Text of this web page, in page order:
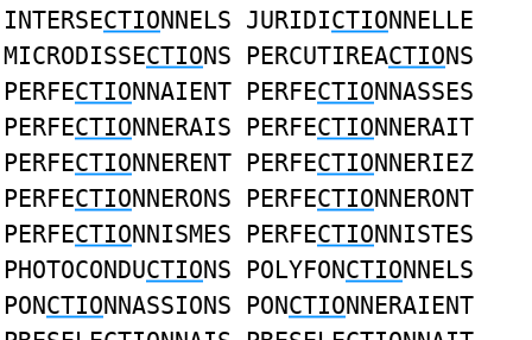
INTERSECTIONNELS JURIDICTIONNELLE
MICRODISSECTIONS PERCUTIREACTIONS
PERFECTIONNAIENT PERFECTIONNASSES
PERFECTIONNERAIS PERFECTIONNERAIT
PERFECTIONNERENT PERFECTIONNERIEZ
PERFECTIONNERONS PERFECTIONNERONT
PERFECTIONNISMES PERFECTIONNISTES
PHOTOCONDUCTIONS POLYFONCTIONNELS
PONCTIONNASSIONS PONCTIONNERAIENT